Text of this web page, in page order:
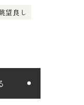
望良し